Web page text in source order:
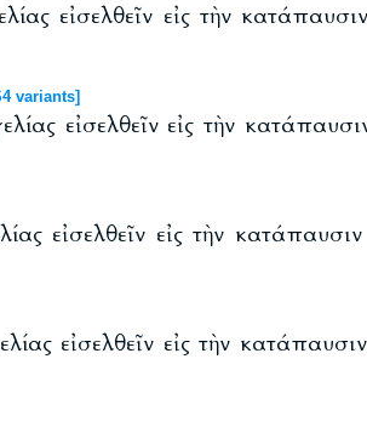
εἰσελθεῖν εἰς τὴν
variants]
εἰσελθεῖν εἰς τὴν
εἰσελθεῖν εἰς τὴν
εἰσελθεῖν εἰς τὴν